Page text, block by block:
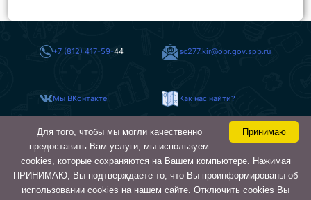
+7 (812) 417-59-44 sc277.kir@obr.gov.spb.ru
Мы ВКонтакте Как нас найти?
Карта сайта
ГБОУ СОШ № 277 Кировского
района
© 2026
Принимаю
Для того, чтобы мы могли качественно
предоставить Вам услуги, мы используем
cookies, которые сохраняются на Вашем компьютере. Нажимая
ПРИНИМАЮ, Вы подтверждаете то, что Вы проинформированы об
использовании cookies на нашем сайте. Отключить cookies Вы